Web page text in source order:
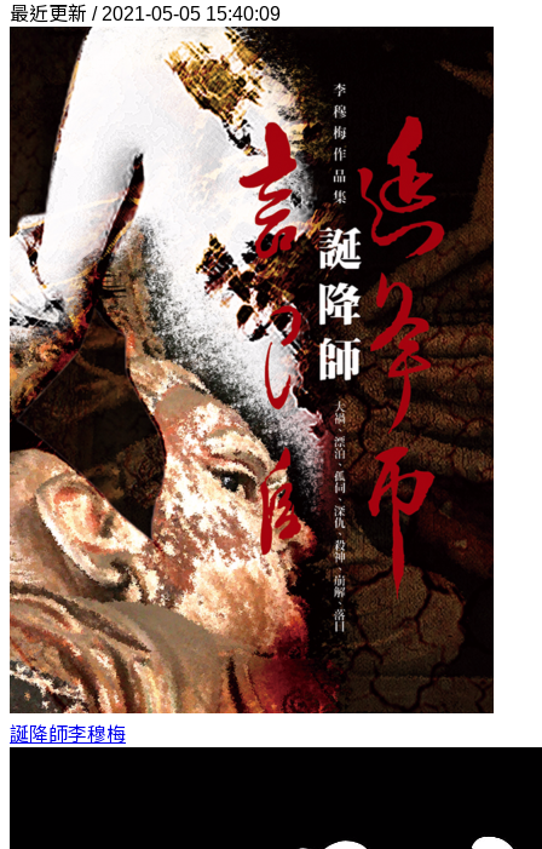
最近更新 / 2021-05-05 15:40:09
誕降師李穆梅